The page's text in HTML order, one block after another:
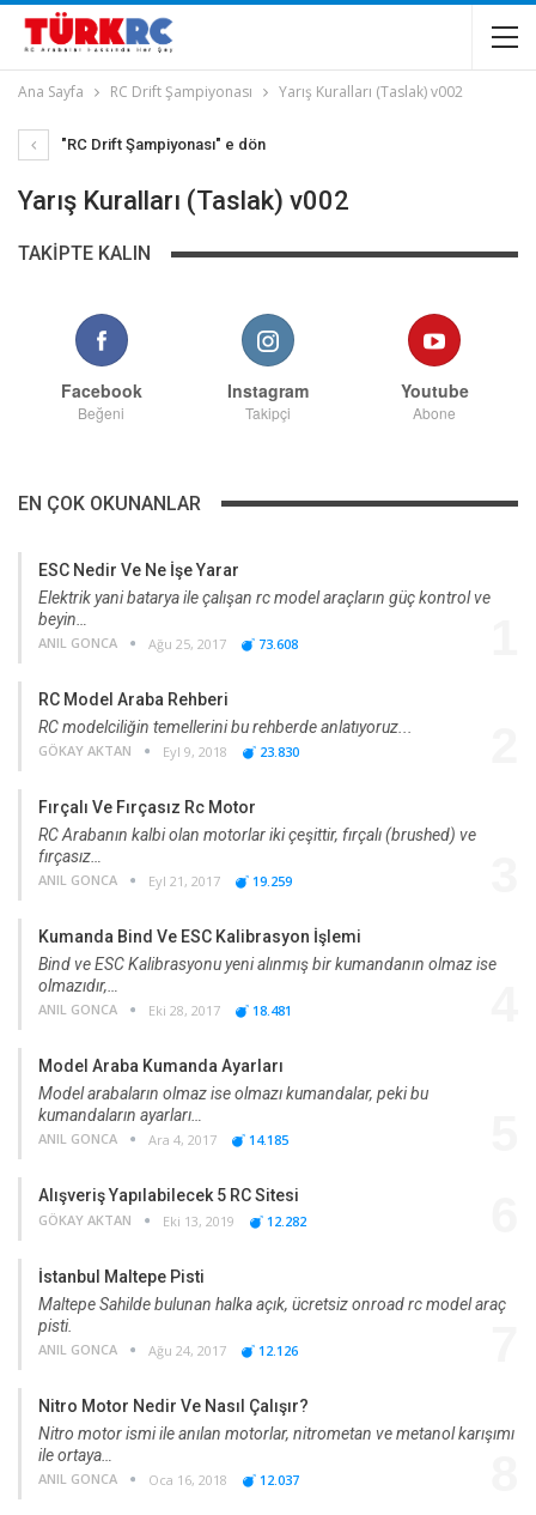
Ana Sayfa RC Drift Şampiyonası Yarış Kuralları (Taslak) v002
"RC Drift Şampiyonası" e dön
Yarış Kuralları (Taslak) v002
TAKIPTE KALIN
Facebook
Beğeni
Instagram
Takipçi
Youtube
Abone
EN ÇOK OKUNANLAR
ESC Nedir Ve Ne İşe Yarar
Elektrik yani batarya ile çalışan rc model araçların güç kontrol ve
beyin…
ANIL GONCA Ağu 25, 2017 73.608
RC Model Araba Rehberi
RC modelciliğin temellerini bu rehberde anlatıyoruz...
GÖKAY AKTAN Eyl 9, 2018 23.830
Fırçalı Ve Fırçasız Rc Motor
RC Arabanın kalbi olan motorlar iki çeşittir, fırçalı (brushed) ve
fırçasız…
ANIL GONCA Eyl 21, 2017 19.259
Kumanda Bind Ve ESC Kalibrasyon İşlemi
Bind ve ESC Kalibrasyonu yeni alınmış bir kumandanın olmaz ise
olmazıdır,…
ANIL GONCA Eki 28, 2017 18.481
Model Araba Kumanda Ayarları
Model arabaların olmaz ise olmazı kumandalar, peki bu
kumandaların ayarları…
ANIL GONCA Ara 4, 2017 14.185
Alışveriş Yapılabilecek 5 RC Sitesi
GÖKAY AKTAN Eki 13, 2019 12.282
İstanbul Maltepe Pisti
Maltepe Sahilde bulunan halka açık, ücretsiz onroad rc model araç
pisti.
ANIL GONCA Ağu 24, 2017 12.126
Nitro Motor Nedir Ve Nasıl Çalışır?
Nitro motor ismi ile anılan motorlar, nitrometan ve metanol karışımı
ile ortaya…
ANIL GONCA Oca 16, 2018 12.037